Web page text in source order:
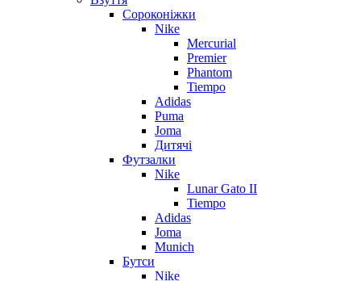
Сороконіжки
Nike
Mercurial
Premier
Phantom
Tiempo
Adidas
Puma
Joma
Дитячі
Футзалки
Nike
Lunar Gato II
Tiempo
Adidas
Joma
Munich
Бутси
Nike